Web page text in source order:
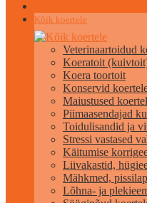
Kõik koertele
Veterinaartoidud
Koeratoit
Koera toortoit
Konservid
Maiustused
Piimaasendajad
Toidulisandid ja
Stressi vastased
Käitumise
Liivakastid,
Mähkmed,
Lõhna- ja